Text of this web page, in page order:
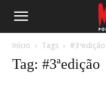
Início Tags #3ªedição
Tag: #3ªedição